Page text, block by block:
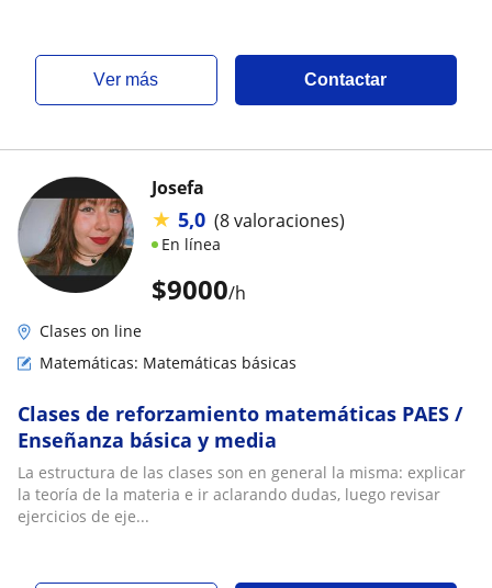
ver más Contactar
$9000/h
Josefa
★ 5,0 (8 valoraciones)
En línea
Clases on line
Matemáticas: Matemáticas básicas
Clases de reforzamiento matemáticas PAES /
Enseñanza básica y media
La estructura de las clases son en general la misma: explicar
la teoría de la materia e ir aclarando dudas, luego revisar
ejercicios de eje...